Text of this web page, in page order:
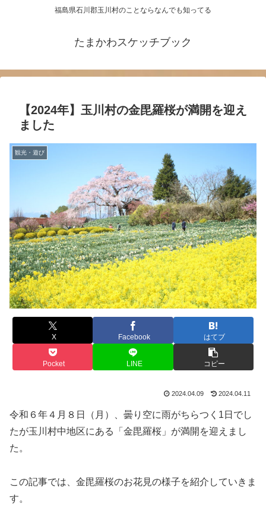
福島県石川郡玉川村のことならなんでも知ってる
たまかわスケッチブック
【2024年】玉川村の金毘羅桜が満開を迎え
ました
観光・遊び
X Facebook はてブ
Pocket LINE コピー
2024.04.09 2024.04.11
令和６年４月８日（月）、曇り空に雨がちらつく1日でし
たが玉川村中地区にある「金毘羅桜」が満開を迎えまし
た。
この記事では、金毘羅桜のお花見の様子を紹介していきま
す。